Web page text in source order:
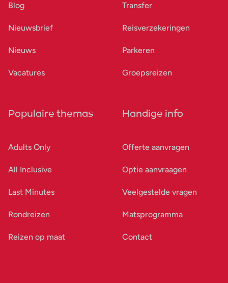
Blog
Nieuwsbrief
Nieuws
Vacatures
Transfer
Reisverzekeringen
Parkeren
Groepsreizen
Populaire themas
Adults Only
All Inclusive
Last Minutes
Rondreizen
Reizen op maat
Handige info
Offerte aanvragen
Optie aanvraagen
Veelgestelde vragen
Matsprogramma
Contact